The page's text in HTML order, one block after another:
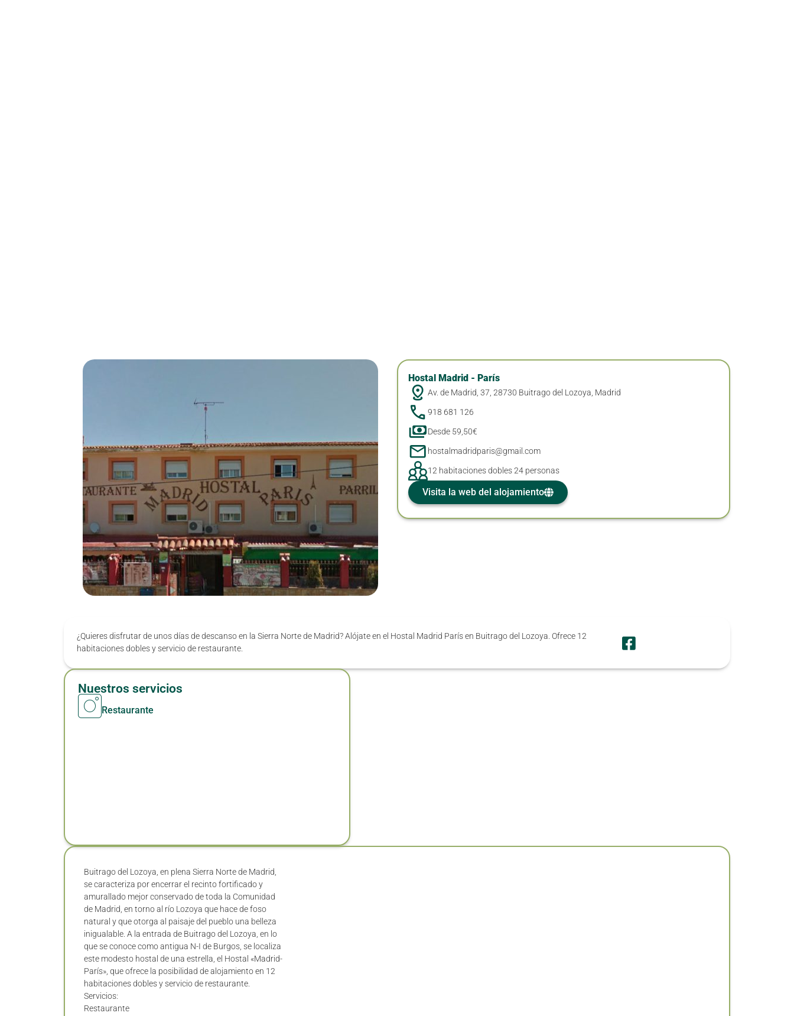
Hostal Madrid - París
Av. de Madrid, 37, 28730 Buitrago del Lozoya, Madrid
918 681 126
Desde 59,50€
hostalmadridparis@gmail.com
12 habitaciones dobles 24 personas
Visita la web del alojamiento
¿Quieres disfrutar de unos días de descanso en la Sierra Norte de Madrid? Alójate en el Hostal Madrid París en Buitrago del Lozoya. Ofrece 12
habitaciones dobles y servicio de restaurante.
Nuestros servicios
Restaurante
Buitrago del Lozoya, en plena Sierra Norte de Madrid,
se caracteriza por encerrar el recinto fortificado y
amurallado mejor conservado de toda la Comunidad
de Madrid, en torno al río Lozoya que hace de foso
natural y que otorga al paisaje del pueblo una belleza
inigualable. A la entrada de Buitrago del Lozoya, en lo
que se conoce como antigua N-I de Burgos, se localiza
este modesto hostal de una estrella, el Hostal «Madrid-
París», que ofrece la posibilidad de alojamiento en 12
habitaciones dobles y servicio de restaurante.
Servicios:
Restaurante